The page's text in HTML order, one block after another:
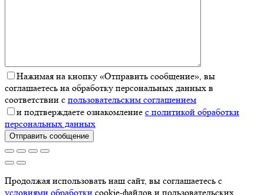
Нажимая на кнопку «Отправить сообщение», вы
соглашаетесь на обработку персональных данных в
соответствии с пользовательским соглашением
и подтверждаете ознакомление с политикой обработки
персональных данных
Отправить сообщение
Продолжая использовать наш сайт, вы соглашаетесь с
условиями обработки cookie-файлов и пользовательских